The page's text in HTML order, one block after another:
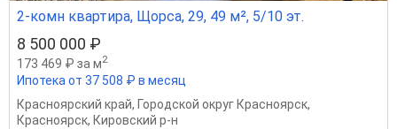
2-комн квартира, Щорса, 29, 49 м², 5/10 эт.
8 500 000 ₽
173 469 ₽ за м2
Ипотека от 37 508 ₽ в месяц
Красноярский край, Городской округ Красноярск,
Красноярск, Кировский р-н